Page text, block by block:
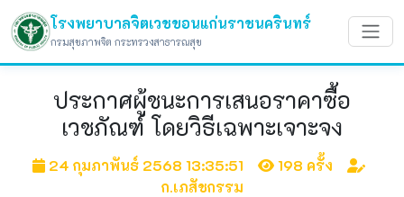
โรงพยาบาลจิตเวชขอนแก่นราชนครินทร์
กรมสุขภาพจิต กระทรวงสาธารณสุข
ประกาศผู้ชนะการเสนอราคาซื้อ
เวชภัณฑ์ โดยวิธีเฉพาะเจาะจง
24 กุมภาพันธ์ 2568 13:35:51
198 ครั้ง
ก.เภสัชกรรม